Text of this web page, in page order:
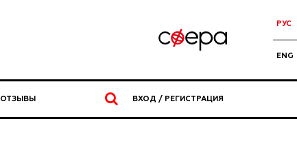
РУС
ENG
ОТЗЫВЫ ВХОД / РЕГИСТРАЦИЯ